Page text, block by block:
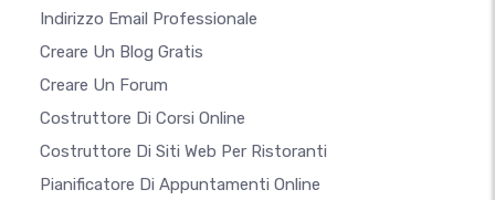
Indirizzo Email Professionale
Creare Un Blog Gratis
Creare Un Forum
Costruttore Di Corsi Online
Costruttore Di Siti Web Per Ristoranti
Pianificatore Di Appuntamenti Online